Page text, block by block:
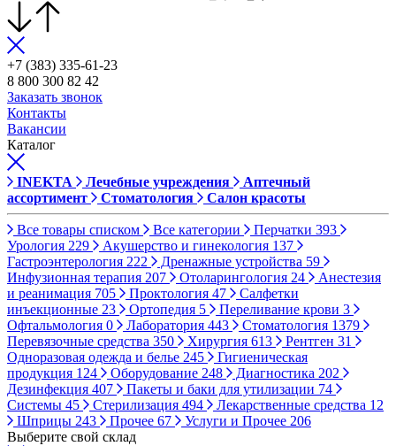
+7 (383) 335-61-23
8 800 300 82 42
Заказать звонок
Контакты
Вакансии
Каталог
INEKTA Лечебные учреждения
Аптечный
ассортимент
Стоматология Салон красоты
Все товары списком Все категории Перчатки 393
Урология 229 Акушерство и гинекология 137
Гастроэнтерология 222 Дренажные устройства 59
Инфузионная терапия 207 Отоларингология 24
Анестезия
и реанимация 705 Проктология 47
Салфетки
инъекционные 23 Ортопедия 5 Переливание крови 3
Офтальмология 0 Лаборатория 443 Стоматология 1379
Перевязочные средства 350 Хирургия 613 Рентген 31
Одноразовая одежда и белье 245
Гигиеническая
продукция 124 Оборудование 248 Диагностика 202
Дезинфекция 407 Пакеты и баки для утилизации 74
Системы 45 Стерилизация 494 Лекарственные средства 12
Шприцы 243 Прочее 67 Услуги и Прочее 206
Выберите свой склад